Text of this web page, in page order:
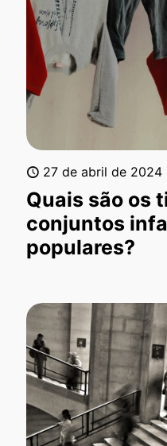
27 de abril de 2024
Quais são os
conjuntos
populares?